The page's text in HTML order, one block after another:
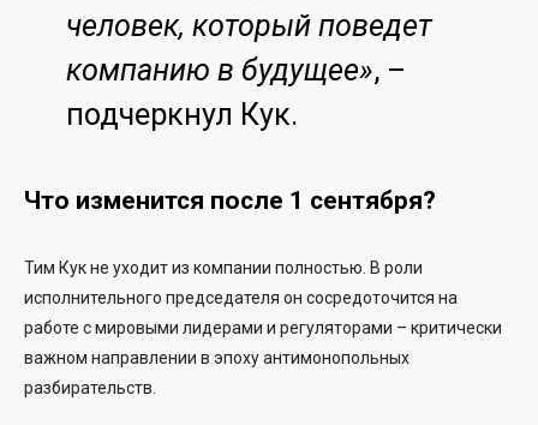
человек, который поведет
компанию в будущее», –
подчеркнул Кук.
Что изменится после 1 сентября?
Тим Кук не уходит из компании полностью. В роли
исполнительного председателя он сосредоточится на
работе с мировыми лидерами и регуляторами – критически
важном направлении в эпоху антимонопольных
разбирательств.